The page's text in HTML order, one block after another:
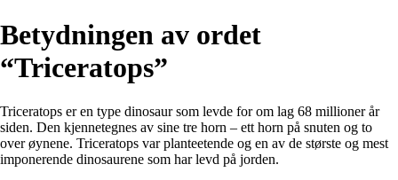
Betydningen av ordet
“Triceratops”
Triceratops er en type dinosaur som levde for om lag 68 millioner år
siden. Den kjennetegnes av sine tre horn – ett horn på snuten og to
over øynene. Triceratops var planteetende og en av de største og mest
imponerende dinosaurene som har levd på jorden.